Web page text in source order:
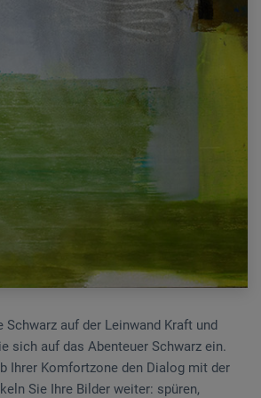
Schwarz auf der Leinwand Kraft und
sich auf das Abenteuer Schwarz ein.
Ihrer Komfortzone den Dialog mit der
Sie Ihre Bilder weiter: spüren,